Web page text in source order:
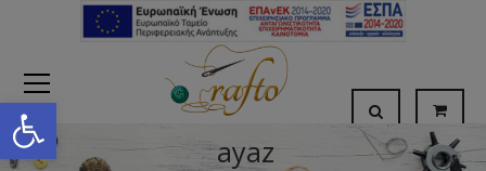
Open toolbar
ayaz